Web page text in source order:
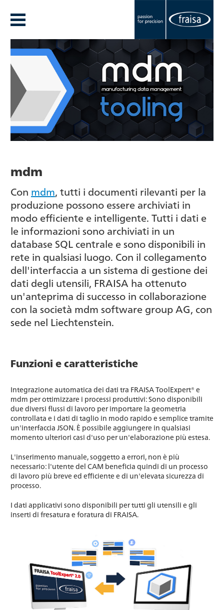
mdm
Con mdm, tutti i documenti rilevanti per la
produzione possono essere archiviati in
modo efficiente e intelligente. Tutti i dati e
le informazioni sono archiviati in un
database SQL centrale e sono disponibili in
rete in qualsiasi luogo. Con il collegamento
dell'interfaccia a un sistema di gestione dei
dati degli utensili, FRAISA ha ottenuto
un'anteprima di successo in collaborazione
con la società mdm software group AG, con
sede nel Liechtenstein.
Funzioni e caratteristiche
Integrazione automatica dei dati tra FRAISA ToolExpert® e
mdm per ottimizzare i processi produttivi: Sono disponibili
due diversi flussi di lavoro per importare la geometria
controllata e i dati di taglio in modo rapido e semplice tramite
un'interfaccia JSON. È possibile aggiungere in qualsiasi
momento ulteriori casi d'uso per un'elaborazione più estesa.
L'inserimento manuale, soggetto a errori, non è più
necessario: l'utente del CAM beneficia quindi di un processo
di lavoro più breve ed efficiente e di un'elevata sicurezza di
processo.
I dati applicativi sono disponibili per tutti gli utensili e gli
inserti di fresatura e foratura di FRAISA.